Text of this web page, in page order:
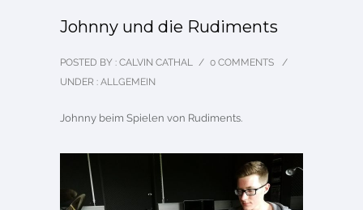
Johnny und die Rudiments
POSTED BY : CALVIN CATHAL / 0 COMMENTS
/
UNDER : ALLGEMEIN
Johnny beim Spielen von Rudiments.